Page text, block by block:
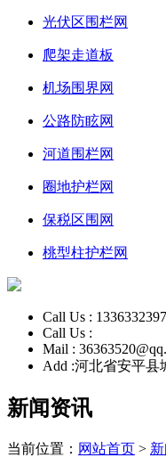
光伏区围栏网
爬架走道板
机场围界网
公路防眩网
河道围栏网
圈地护栏网
保税区围网
桃型柱护栏网
Call Us :
Call Us :
Mail :
Add :河北省安平县
新闻资讯
当前位置： 网站首页 >